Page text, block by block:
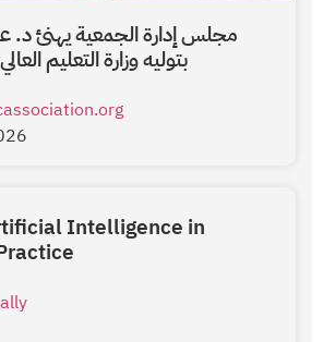
مجلس إدارة الجمعية يهنئ د.
بتوليه وزارة التعليم
Intelligence in